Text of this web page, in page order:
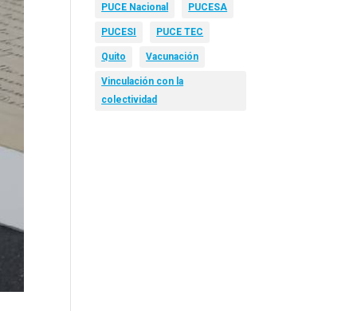
PUCE Nacional PUCESA
PUCESI PUCE TEC
Quito Vacunación
Vinculación con la
colectividad